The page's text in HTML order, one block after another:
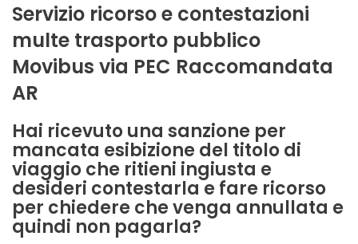
Servizio ricorso e contestazioni
multe trasporto pubblico
Movibus via PEC Raccomandata
AR
Hai ricevuto una sanzione per
mancata esibizione del titolo di
viaggio che ritieni ingiusta e
desideri contestarla e fare ricorso
per chiedere che venga annullata e
quindi non pagarla?